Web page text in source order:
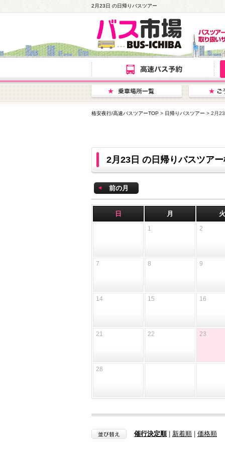
2月23日 の日帰りバスツアー
格安夜行/高速バスツアーTOP > 日帰りバスツアー > 2月
2月23日 の日帰りバスツア
前の月
日 月 火
1 2
7 8 9
14 15 16
21 22 23
28
催行決定順| 新着順 価格順